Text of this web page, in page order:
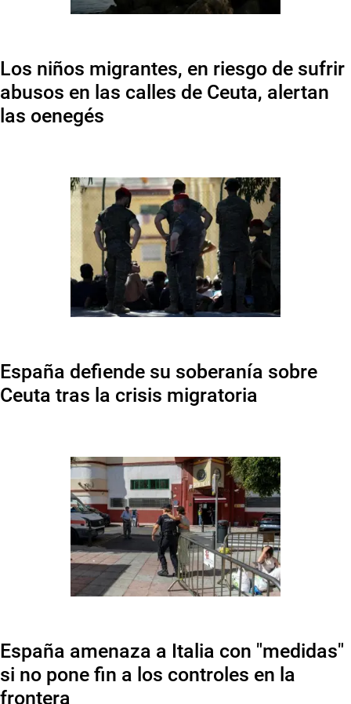
Los niños migrantes, en riesgo de sufrir
abusos en las calles de Ceuta, alertan
las oenegés
España defiende su soberanía sobre
Ceuta tras la crisis migratoria
España amenaza a Italia con "medidas"
si no pone fin a los controles en la
frontera